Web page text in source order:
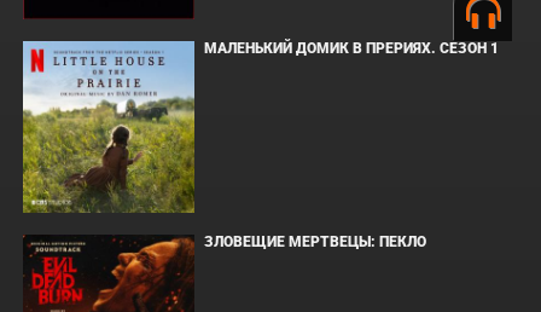
МАЛЕНЬКИЙ ДОМИК В ПРЕРИЯХ. СЕЗОН 1
ЗЛОВЕЩИЕ МЕРТВЕЦЫ: ПЕКЛО